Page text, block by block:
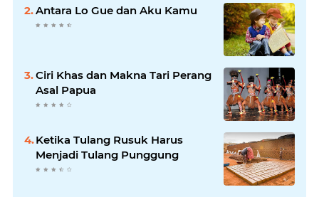
Antara Lo Gue dan Aku Kamu
Ciri Khas dan Makna Tari Perang
Asal Papua
Ketika Tulang Rusuk Harus
Menjadi Tulang Punggung